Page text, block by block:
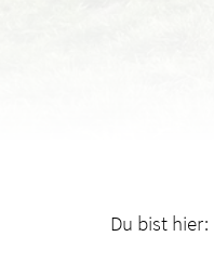
Du bist hier: